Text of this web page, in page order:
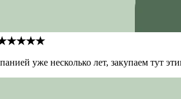
уже несколько лет, закупаем тут